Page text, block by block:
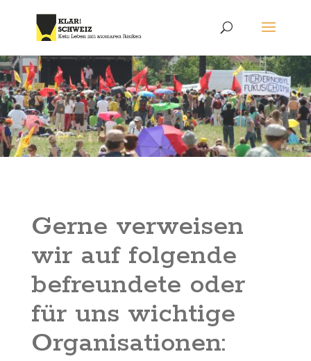
Gerne verweisen
wir auf folgende
befreundete oder
für uns wichtige
Organisationen: